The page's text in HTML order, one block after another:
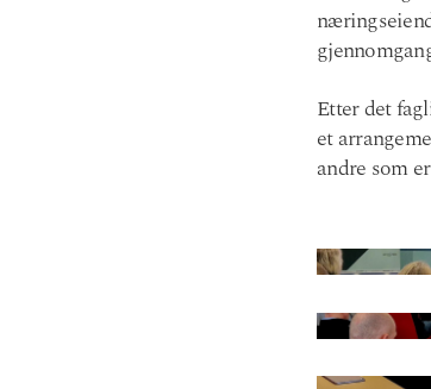
Etter det
et
andre som